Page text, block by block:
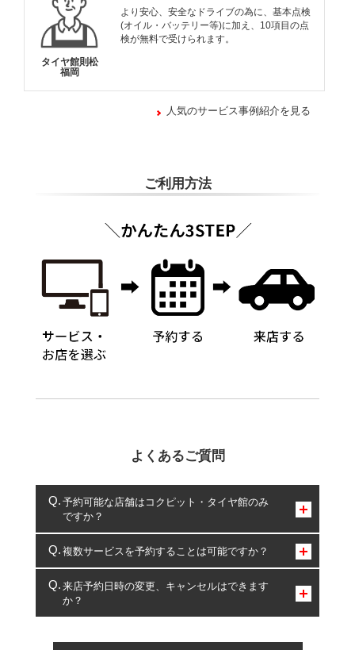
タイヤ館則松
福岡
より安心、安全なドライブの為に、基本点検
(オイル・バッテリー等)に加え、10項目の点
検が無料で受けられます。
人気のサービス事例紹介を見る
ご利用方法
よくあるご質問
予約可能な店舗はコクピット・タイヤ館のみ
ですか？
コクピット・タイヤ館のみとなります。
複数サービスを予約することは可能ですか？
複数サービスのご予約は可能です。
一部の商品・サービスの組み合わせに限り、同時にご予約が
出来ないものもございます。
来店予約日時の変更、キャンセルはできます
か？